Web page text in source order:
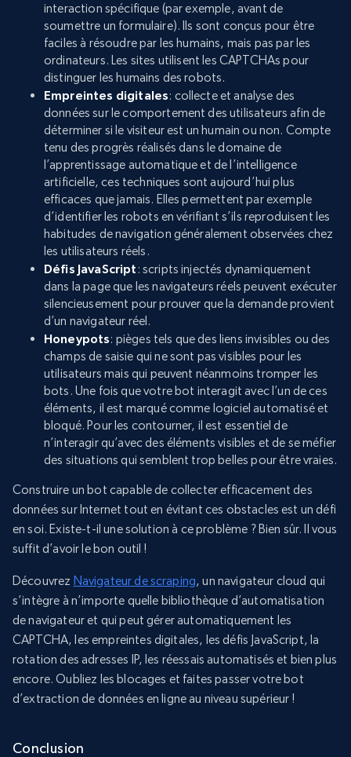
interaction spécifique (par exemple, avant de
soumettre un formulaire). Ils sont conçus pour être
faciles à résoudre par les humains, mais pas par les
ordinateurs. Les sites utilisent les CAPTCHAs pour
distinguer les humains des robots.
Empreintes digitales: collecte et analyse des
données sur le comportement des utilisateurs afin de
déterminer si le visiteur est un humain ou non. Compte
tenu des progrès réalisés dans le domaine de
l’apprentissage automatique et de l’intelligence
artificielle, ces techniques sont aujourd’hui plus
efficaces que jamais. Elles permettent par exemple
d’identifier les robots en vérifiant s’ils reproduisent les
habitudes de navigation généralement observées chez
les utilisateurs réels.
Défis JavaScript : scripts injectés dynamiquement
dans la page que les navigateurs réels peuvent exécuter
silencieusement pour prouver que la demande provient
d’un navigateur réel.
Honeypots: pièges tels que des liens invisibles ou des
champs de saisie qui ne sont pas visibles pour les
utilisateurs mais qui peuvent néanmoins tromper les
bots. Une fois que votre bot interagit avec l’un de ces
éléments, il est marqué comme logiciel automatisé et
bloqué. Pour les contourner, il est essentiel de
n’interagir qu’avec des éléments visibles et de se méfier
des situations qui semblent trop belles pour être vraies.
Construire un bot capable de collecter efficacement des
données sur Internet tout en évitant ces obstacles est un défi
en soi. Existe-t-il une solution à ce problème ? Bien sûr. Il vous
suffit d’avoir le bon outil !
Découvrez Navigateur de scraping, un navigateur cloud qui
s’intègre à n’importe quelle bibliothèque d’automatisation
de navigateur et qui peut gérer automatiquement les
CAPTCHA, les empreintes digitales, les défis JavaScript, la
rotation des adresses IP, les réessais automatisés et bien plus
encore. Oubliez les blocages et faites passer votre bot
d’extraction de données en ligne au niveau supérieur !
Conclusion